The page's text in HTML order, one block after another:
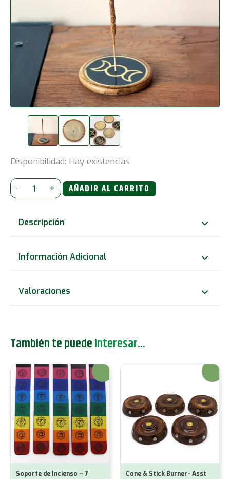
Disponibilidad: Hay existencias
-
Oro
sobre
madera
mango
+ AÑADIR AL CARRITO
Descripción
Información Adicional
Valoraciones
También te puedeinteresar...
¡Oferta!
Soporte de Incienso – 7
¡Oferta!
Cone & Stick Burner- Asst